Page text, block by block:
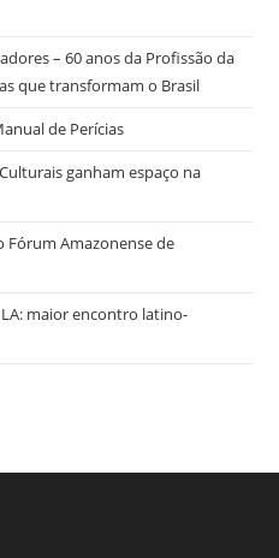
– 60 anos da Profissão da
que transformam o Brasil
de Perícias
ganham espaço na
Fórum Amazonense de
maior encontro latino-